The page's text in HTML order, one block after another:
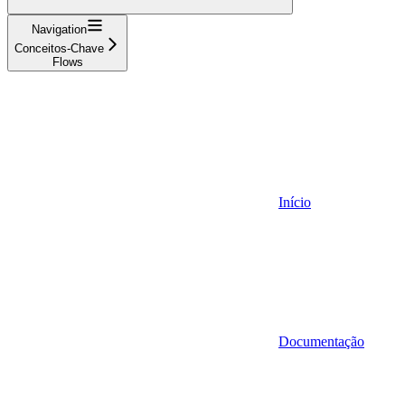
Navigation
Conceitos-Chave
Flows
Início
Documentação